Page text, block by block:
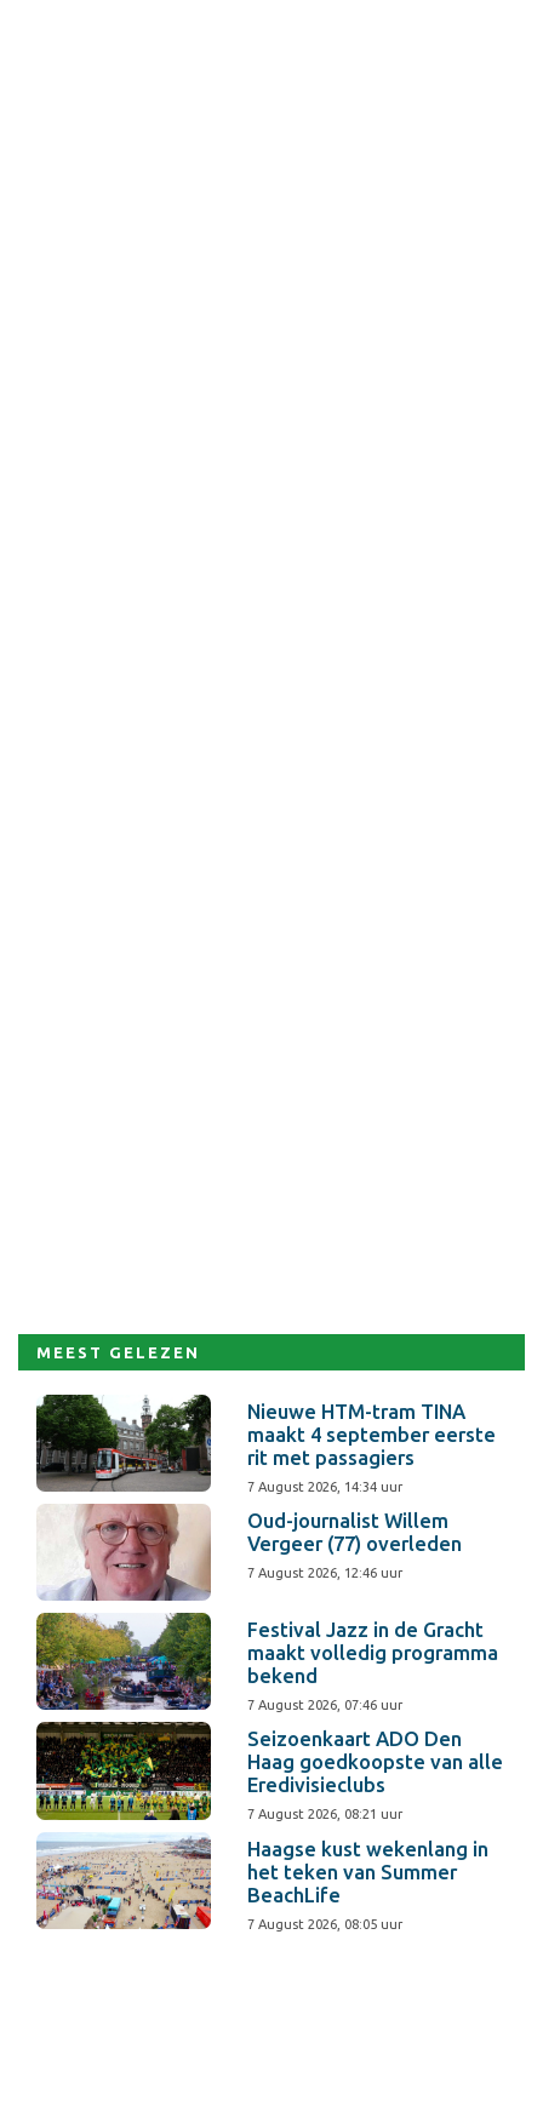
MEEST GELEZEN
Nieuwe HTM-tram TINA
maakt 4 september eerste
rit met passagiers
7 August 2026, 14:34 uur
Oud-journalist Willem
Vergeer (77) overleden
7 August 2026, 12:46 uur
Festival Jazz in de Gracht
maakt volledig programma
bekend
7 August 2026, 07:46 uur
Seizoenkaart ADO Den
Haag goedkoopste van alle
Eredivisieclubs
7 August 2026, 08:21 uur
Haagse kust wekenlang in
het teken van Summer
BeachLife
7 August 2026, 08:05 uur